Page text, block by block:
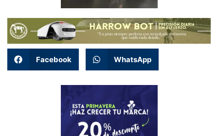
Facebook WhatsApp